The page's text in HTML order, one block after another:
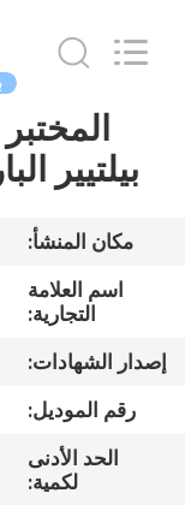
أشرطة
حول
(Guangzhou)
بيلتيير الباردة 70000
مكان المنشأ:
اسم العلامة
التجارية:
إصدار الشهادات:
رقم الموديل:
الحد الأدنى
لكمية: